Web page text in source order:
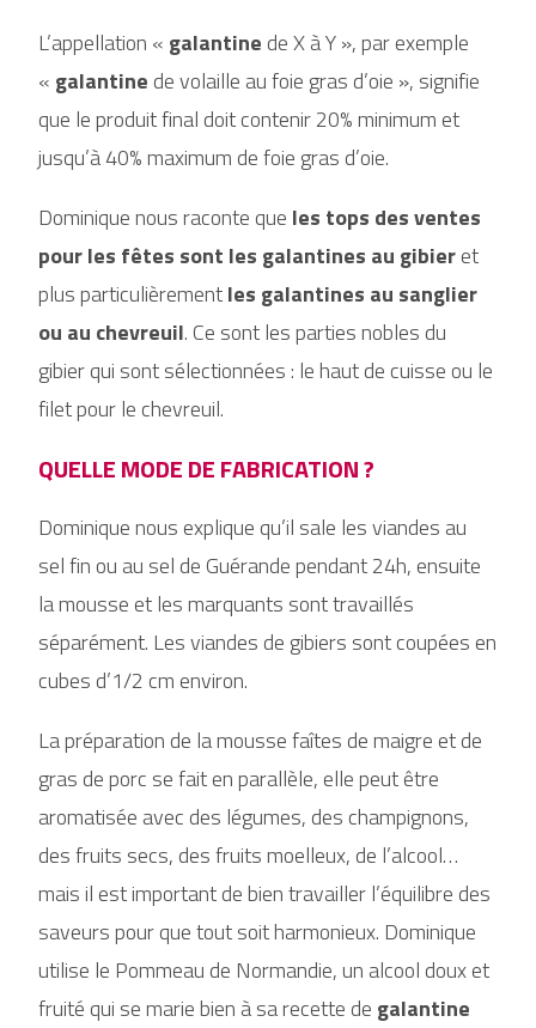
L’appellation « galantine de X à Y », par exemple
« galantine de volaille au foie gras d’oie », signifie
que le produit final doit contenir 20% minimum et
jusqu’à 40% maximum de foie gras d’oie.
Dominique nous raconte que les tops des ventes
pour les fêtes sont les galantines au gibieret
plus particulièrementles galantines au sanglier
ou au chevreuil. Ce sont les parties nobles du
gibier qui sont sélectionnées : le haut de cuisse ou le
filet pour le chevreuil.
QUELLE MODE DE FABRICATION ?
Dominique nous explique qu’il sale les viandes au
sel fin ou au sel de Guérande pendant 24h, ensuite
la mousse et les marquants sont travaillés
séparément. Les viandes de gibiers sont coupées en
cubes d’1/2 cm environ.
La préparation de la mousse faîtes de maigre et de
gras de porc se fait en parallèle, elle peut être
aromatisée avec des légumes, des champignons,
des fruits secs, des fruits moelleux, de l’alcool…
mais il est important de bien travailler l’équilibre des
saveurs pour que tout soit harmonieux. Dominique
utilise le Pommeau de Normandie, un alcool doux et
fruité qui se marie bien à sa recette de galantine